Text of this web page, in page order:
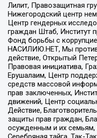
Лилит, Правозащитная
Нижегородский центр
Центр гендерных
граждан Штаб, Институт
Фонд борьбы с
НАСИЛИЮ.НЕТ, Мы
действие, Открытый
Правовая инициатива,
Ерушалаим, Центр
средств массовой
прав заключенных,
движений, Центр
Действие,
защиты прав граждан,
осужденным и их